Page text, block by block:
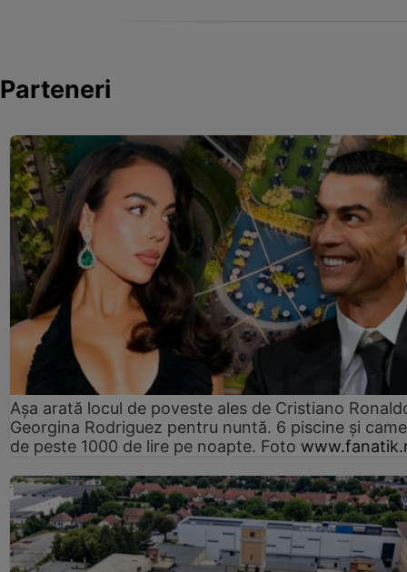
Parteneri
Așa arată locul de poveste ales de Cristiano
Georgina Rodriguez pentru nuntă. 6 piscine și
de peste 1000 de lire pe noapte. Foto